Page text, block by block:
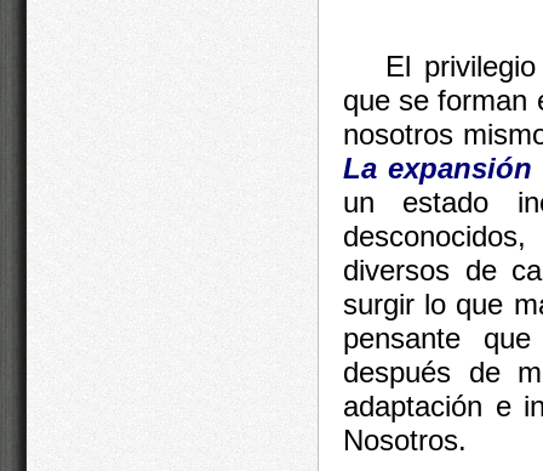
El
que se forman
nosotros
La
un estado
diversos de
surgir lo que
pensante
después de
adaptación e
Nosotros.